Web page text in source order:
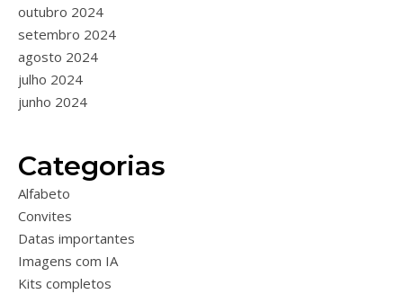
outubro 2024
setembro 2024
agosto 2024
julho 2024
junho 2024
Categorias
Alfabeto
Convites
Datas importantes
Imagens com IA
Kits completos